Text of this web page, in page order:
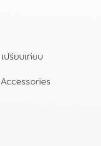
เปรียบเทียบ
Accessories